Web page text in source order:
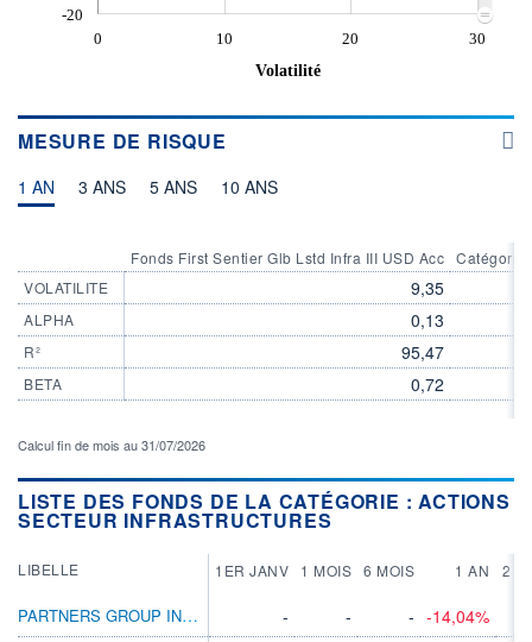
-20
0 10 20
30
Volatilité
MESURE DE RISQUE
1 AN 3 ANS 5 ANS 10 ANS
VOLATILITE
ALPHA
R²
BETA
Fonds First Sentier Glb Lstd Infra III USD Acc
9,35
0,13
95,47
0,72
Catégorie
Calcul fin de mois au 31/07/2026
LISTE DES FONDS DE LA CATÉGORIE : ACTIONS
SECTEUR INFRASTRUCTURES
LIBELLE 1ER JANV 1 MOIS 6 MOIS 1 AN 2
PARTNERS GROUP INVEST INFRA EUR P - - - -14,04%